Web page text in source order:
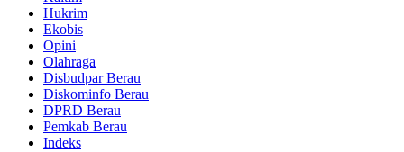
Hukrim
Ekobis
Opini
Olahraga
Disbudpar Berau
Diskominfo Berau
DPRD Berau
Pemkab Berau
Indeks